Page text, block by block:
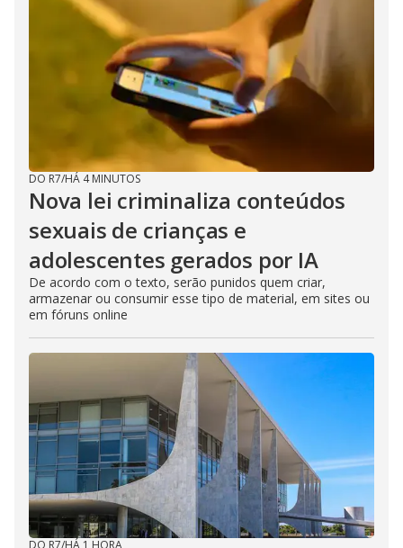
DO R7/HÁ 4 MINUTOS
Nova lei criminaliza conteúdos
sexuais de crianças e
adolescentes gerados por IA
De acordo com o texto, serão punidos quem criar,
armazenar ou consumir esse tipo de material, em sites ou
em fóruns online
DO R7/HÁ 1 HORA